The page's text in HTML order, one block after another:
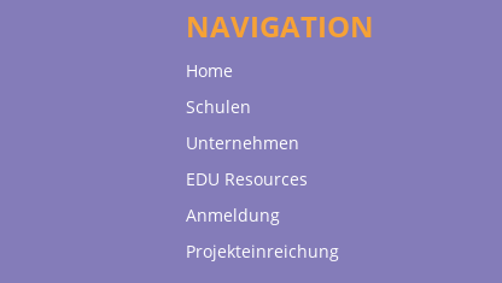
NAVIGATION
Home
Schulen
Unternehmen
EDU Resources
Anmeldung
Projekteinreichung